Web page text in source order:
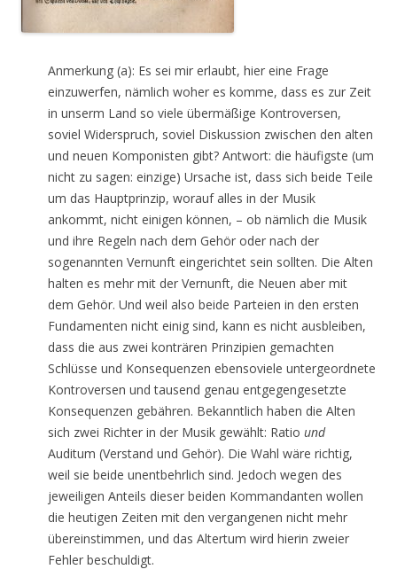
Anmerkung (a): Es sei mir erlaubt, hier eine Frage
einzuwerfen, nämlich woher es komme, dass es zur Zeit
in unserm Land so viele übermäßige Kontroversen,
soviel Widerspruch, soviel Diskussion zwischen den alten
und neuen Komponisten gibt? Antwort: die häufigste (um
nicht zu sagen: einzige) Ursache ist, dass sich beide Teile
um das Hauptprinzip, worauf alles in der Musik
ankommt, nicht einigen können, – ob nämlich die Musik
und ihre Regeln nach dem Gehör oder nach der
sogenannten Vernunft eingerichtet sein sollten. Die Alten
halten es mehr mit der Vernunft, die Neuen aber mit
dem Gehör. Und weil also beide Parteien in den ersten
Fundamenten nicht einig sind, kann es nicht ausbleiben,
dass die aus zwei konträren Prinzipien gemachten
Schlüsse und Konsequenzen ebensoviele untergeordnete
Kontroversen und tausend genau entgegengesetzte
Konsequenzen gebähren. Bekanntlich haben die Alten
sich zwei Richter in der Musik gewählt: Ratio und
Auditum (Verstand und Gehör). Die Wahl wäre richtig,
weil sie beide unentbehrlich sind. Jedoch wegen des
jeweiligen Anteils dieser beiden Kommandanten wollen
die heutigen Zeiten mit den vergangenen nicht mehr
übereinstimmen, und das Altertum wird hierin zweier
Fehler beschuldigt.